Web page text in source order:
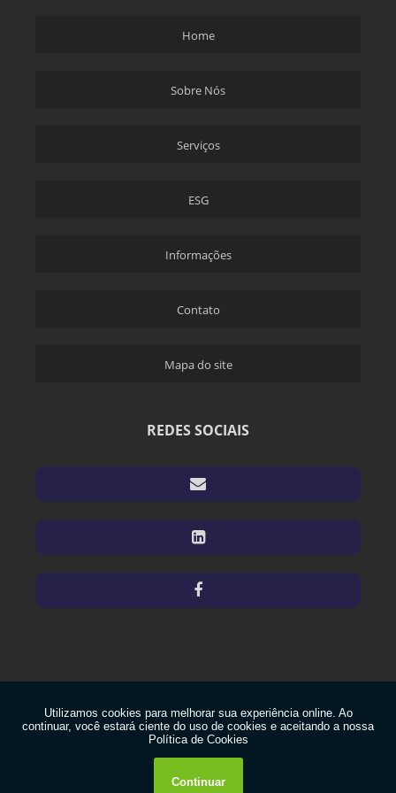
EMBARQUE CONTROLADO CS2 EM CAMPINAS
EMBARQUE CONTROLADO CS2 EM SP
EMPRESA DE SELEÇÃO E RETRABALHO DE PEÇAS EM CAMPINAS SP
EMPRESAS DE EMBARQUE CONTROLADO CS2
EMPRESAS DE EMBARQUE CONTROLADO CS2 EM CAMPINAS SP
EMPRESAS DE EMBARQUE CONTROLADO CS2 EM SP
EMPRESAS DE EMBARQUE CONTROLADO EM CAMPINAS
EMPRESAS DE EMBARQUE CONTROLADO EM CAMPINAS SP
EMPRESAS DE EMBARQUE CONTROLADO EM SP
SELEÇÃO E RETRABALHO DE PEÇAS EM CAMPINAS
SELEÇÃO E RETRABALHO DE PEÇAS EM CAMPINAS SP
Home
Sobre Nós
Serviços
ESG
Informações
Contato
Mapa do site
REDES SOCIAIS
W3C
W3C